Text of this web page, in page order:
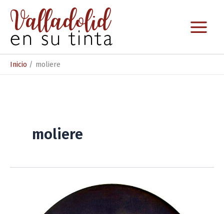
contenido
Inicio moliere
moliere